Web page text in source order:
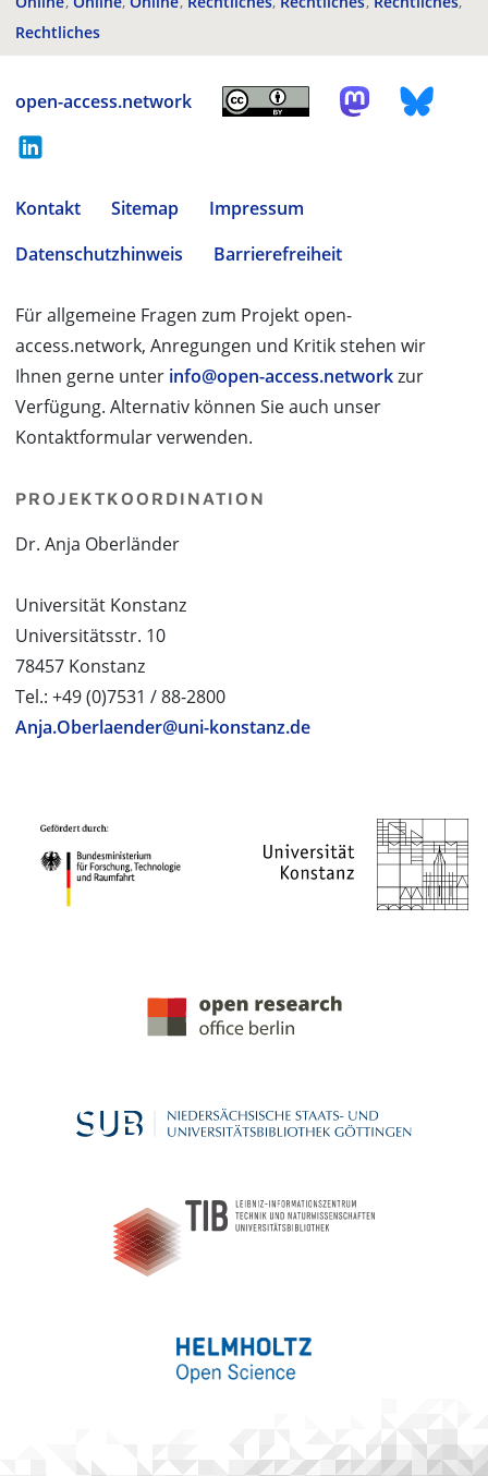
Rechtliches
open-access.network
Kontakt Sitemap
Impressum
Datenschutzhinweis
Barrierefreiheit
Für allgemeine Fragen zum Projekt open-
access.network, Anregungen und Kritik stehen wir
Ihnen gerne unter info@open-access.networkzur
Verfügung. Alternativ können Sie auch unser
Kontaktformular verwenden.
PROJEKTKOORDINATION
Dr. Anja Oberländer
Universität Konstanz
Universitätsstr. 10
78457 Konstanz
Tel.: +49 (0)7531 / 88-2800
Anja.Oberlaender@uni-konstanz.de